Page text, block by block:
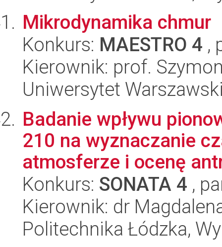
Mikrodynamika chmur
Konkurs: MAESTRO 4 ,
Kierownik: prof.
Uniwersytet
Badanie wpływu
210 na wyznaczanie
atmosferze i ocenę
Konkurs: SONATA 4 ,
Kierownik: dr
Politechnika Łódzka,